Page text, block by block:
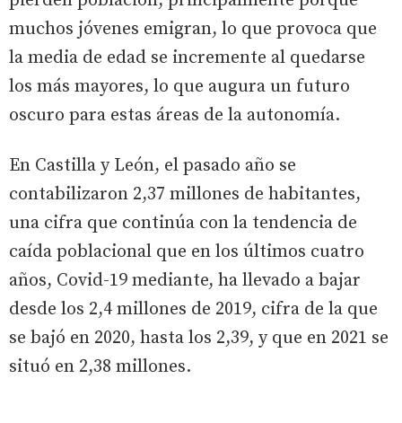
muchos jóvenes emigran, lo que provoca que
la media de edad se incremente al quedarse
los más mayores, lo que augura un futuro
oscuro para estas áreas de la autonomía.
En Castilla y León, el pasado año se
contabilizaron 2,37 millones de habitantes,
una cifra que continúa con la tendencia de
caída poblacional que en los últimos cuatro
años, Covid-19 mediante, ha llevado a bajar
desde los 2,4 millones de 2019, cifra de la que
se bajó en 2020, hasta los 2,39, y que en 2021 se
situó en 2,38 millones.